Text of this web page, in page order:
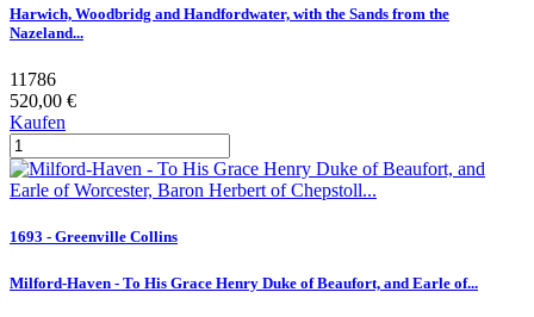
Harwich, Woodbridg and Handfordwater, with the Sands from the
Nazeland...
11786
520,00 €
Kaufen
1693 - Greenville Collins
Milford-Haven - To His Grace Henry Duke of Beaufort, and Earle of...